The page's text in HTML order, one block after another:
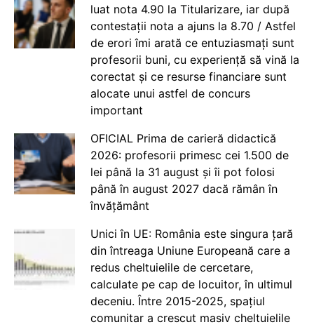
luat nota 4.90 la Titularizare, iar după
contestații nota a ajuns la 8.70 / Astfel
de erori îmi arată ce entuziasmați sunt
profesorii buni, cu experiență să vină la
corectat și ce resurse financiare sunt
alocate unui astfel de concurs
important
OFICIAL Prima de carieră didactică
2026: profesorii primesc cei 1.500 de
lei până la 31 august și îi pot folosi
până în august 2027 dacă rămân în
învățământ
Unici în UE: România este singura țară
din întreaga Uniune Europeană care a
redus cheltuielile de cercetare,
calculate pe cap de locuitor, în ultimul
deceniu. Între 2015-2025, spațiul
comunitar a crescut masiv cheltuielile